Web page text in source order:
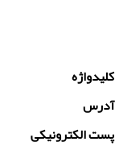
کلیدواژه
آدرس
پست الکترونیکی